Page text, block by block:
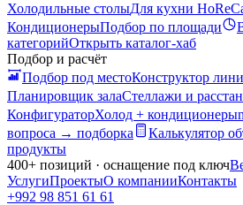
Холодильные столыДля кухни
КондиционерыПодбор по площади
категорийОткрыть каталог-хаб
Подбор и расчёт
Подбор под местоКонструктор
Планировщик залаСтеллажи и
КонфигураторХолод + кондиционеры
вопроса → подборка
Калькулятор
продукты
400+ позиций · оснащение под ключ
УслугиПроектыО компанииКонтакты
+992 98 851 61 61